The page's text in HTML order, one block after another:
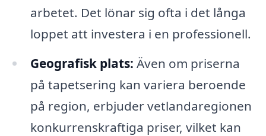
arbetet. Det lönar sig ofta i det långa
loppet att investera i en professionell.
Geografisk plats: Även om priserna
på tapetsering kan variera beroende
på region, erbjuder vetlandaregionen
konkurrenskraftiga priser, vilket kan